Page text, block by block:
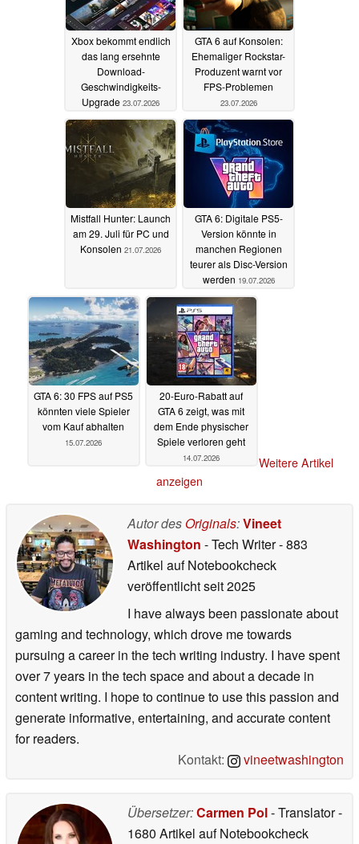
Xbox bekommt endlich
das lang ersehnte
Download-
Geschwindigkeits-
Upgrade 23.07.2026
GTA 6 auf Konsolen:
Ehemaliger Rockstar-
Produzent warnt vor
FPS-Problemen
23.07.2026
Mistfall Hunter: Launch
am 29. Juli für PC und
Konsolen 21.07.2026
GTA 6: Digitale PS5-
Version könnte in
manchen Regionen
teurer als Disc-Version
werden 19.07.2026
GTA 6: 30 FPS auf PS5
könnten viele Spieler
vom Kauf abhalten
15.07.2026
20-Euro-Rabatt auf
GTA 6 zeigt, was mit
dem Ende physischer
Spiele verloren geht
14.07.2026
Weitere Artikel
anzeigen
Autor des Originals:Vineet
Washington - Tech Writer- 883
Artikel auf Notebookcheck
veröffentlichtseit 2025
I have always been passionate about
gaming and technology, which drove me towards
pursuing a career in the tech writing industry. I have spent
over 7 years in the tech space and about a decade in
content writing. I hope to continue to use this passion and
generate informative, entertaining, and accurate content
for readers.
Kontakt:
vineetwashington
Übersetzer:Carmen Pol- Translator-
1680 Artikel auf Notebookcheck